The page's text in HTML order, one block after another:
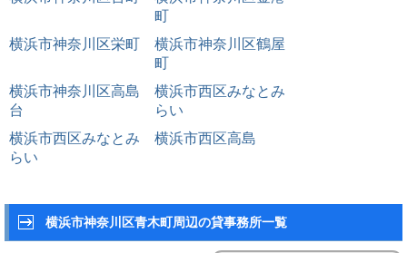
町
横浜市神奈川区栄町
横浜市神奈川区鶴屋
町
横浜市神奈川区高島
台
横浜市西区みなとみ
らい
横浜市西区みなとみ
らい
横浜市西区高島
横浜市神奈川区青木町周辺の貸事務所一覧